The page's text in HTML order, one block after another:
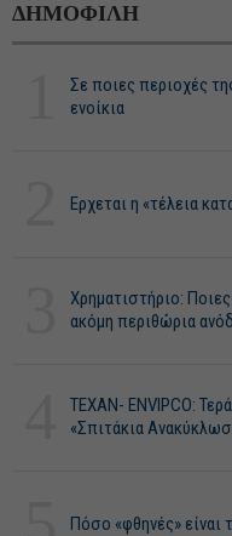
ΔΗΜΟΦΙΛΗ
Σε ποιες περιοχές
ενοίκια
Ερχεται η «τέλεια
Χρηματιστήριο:
ακόμη περιθώρια
ΤΕΧΑΝ- ENVIPCO:
«Σπιτάκια
Πόσο «φθηνές» είναι